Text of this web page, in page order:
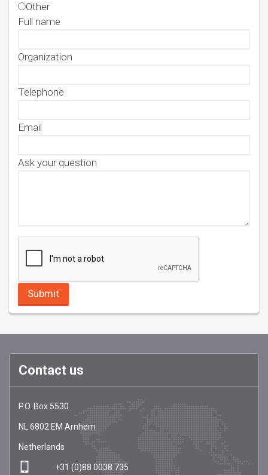
Other
Full name
Organization
Telephone
Email
Ask your question
Contact us
EMCI
Register
https://emci-
register.com/
P.O. Box 5530
NL6802 EM Arnhem
Netherlands
+31 (0)88 0038 735